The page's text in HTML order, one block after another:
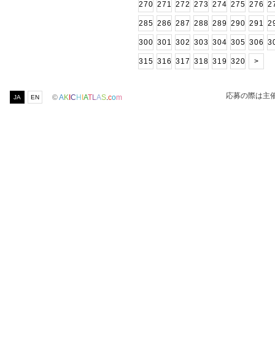
270 271 272 273 274 275 276
285 286 287 288 289 290 291
300 301 302 303 304 305 306
315 316 317 318 319 320 >
JA EN ©AK C H ATLAS.com 応募の際は主